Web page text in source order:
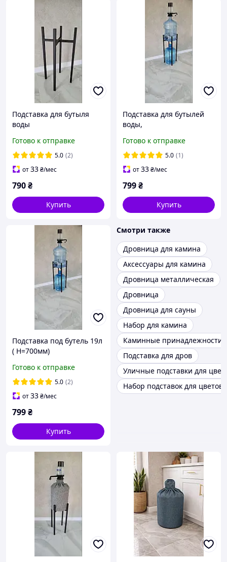
Подставка для бутыля
воды
Готово к отправке
5.0 (2)
от33₴/мес
790₴
Купить
Подставка для бутылей
воды,
Готово к отправке
5.0 (1)
от33₴/мес
799₴
Купить
Подставка под бутель 19л
( H=700мм)
Готово к отправке
5.0 (2)
от33₴/мес
799₴
Купить
Смотри также
Дровница для камина
Аксессуары для камина
Дровница металлическая
Дровница
Дровница для сауны
Набор для камина
Каминные принадлежности
Подставка для дров
Уличные подставки для
Набор подставок для цветов